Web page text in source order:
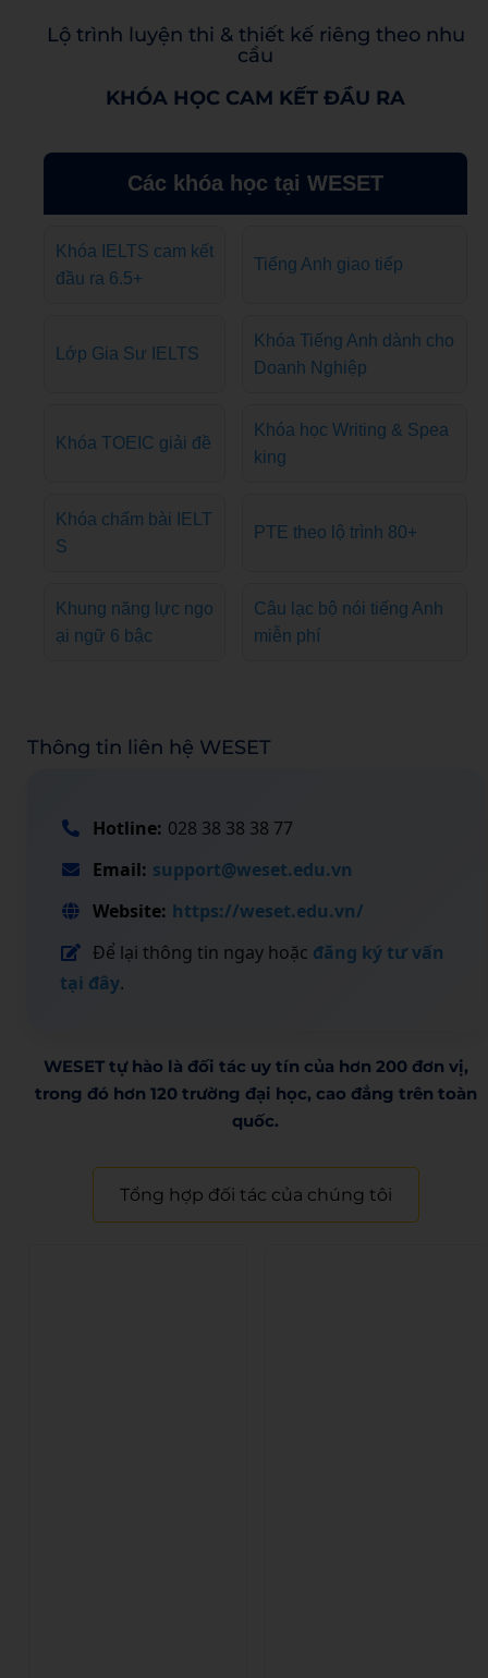
Lộ trình luyện thi & thiết kế riêng theo nhu
cầu
KHÓA HỌC CAM KẾT ĐẦU RA
Các khóa học tại WESET
Khóa IELTS cam kết
đầu ra 6.5+
Tiếng Anh giao tiếp
Lớp Gia Sư IELTS
Khóa Tiếng Anh dành cho
Doanh Nghiệp
Khóa TOEIC giải đề
Khóa học Writing & Spea
king
Khóa chấm bài IELT
S
PTE theo lộ trình 80+
Khung năng lực ngo
ại ngữ 6 bậc
Câu lạc bộ nói tiếng Anh
miễn phí
Thông tin liên hệ WESET
Hotline: 028 38 38 38 77
Email: support@weset.edu.vn
Website: https://weset.edu.vn/
Để lại thông tin ngay hoặc đăng ký tư vấn
tại đây.
WESET tự hào là đối tác uy tín của hơn 200 đơn vị,
trong đó hơn 120 trường đại học, cao đẳng trên toàn
quốc.​
Tổng hợp đối tác của chúng tôi